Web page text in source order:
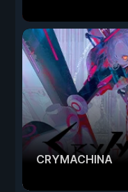
CRYMACHINA